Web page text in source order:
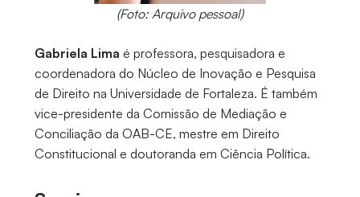
(Foto: Arquivo pessoal)
Gabriela Lima é professora, pesquisadora e
coordenadora do Núcleo de Inovação e Pesquisa
de Direito na Universidade de Fortaleza. É também
vice-presidente da Comissão de Mediação e
Conciliação da OAB-CE, mestre em Direito
Constitucional e doutoranda em Ciência Política.